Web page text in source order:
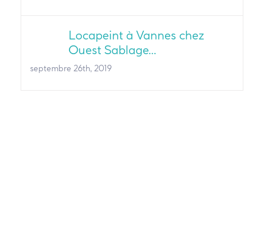
Locapeint à Vannes chez
Ouest Sablage…
septembre 26th, 2019